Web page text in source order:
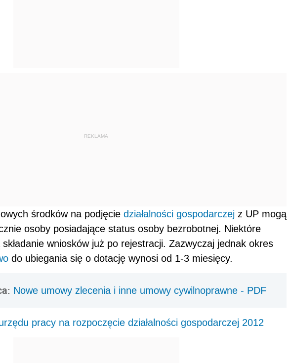
REKLAMA
środków na podjęcie działalności gospodarczej z UP mogą
osoby posiadające status osoby bezrobotnej. Niektóre
wniosków już po rejestracji. Zazwyczaj jednak okres
do ubiegania się o dotację wynosi od 1-3 miesięcy.
Nowe umowy zlecenia i inne umowy cywilnoprawne - PDF
pracy na rozpoczęcie działalności gospodarczej 2012